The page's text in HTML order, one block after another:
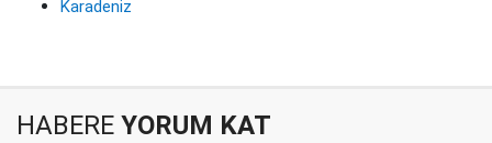
Karadeniz
HABERE YORUM KAT